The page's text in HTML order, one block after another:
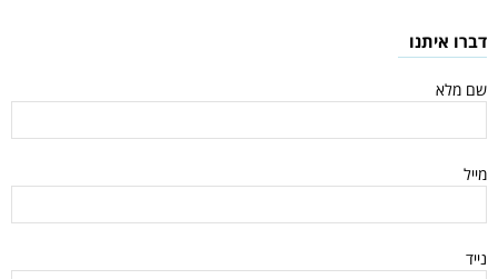
דברו איתנו
שם מלא
מייל
נייד